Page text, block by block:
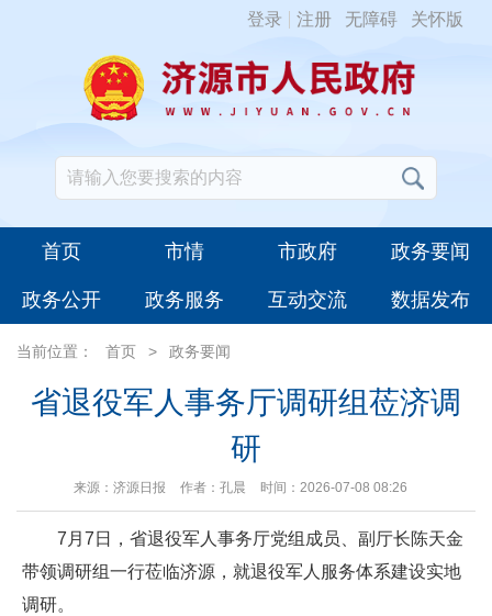
登录 注册 无障碍 关怀版
首页 市情 市政府 政务要闻
政务公开 政务服务 互动交流 数据发布
当前位置： 首页 > 政务要闻
省退役军人事务厅调研组莅济调
研
来源：济源日报 作者：孔晨 时间：2026-07-08 08:26
7月7日，省退役军人事务厅党组成员、副厅长陈天金
带领调研组一行莅临济源，就退役军人服务体系建设实地
调研。